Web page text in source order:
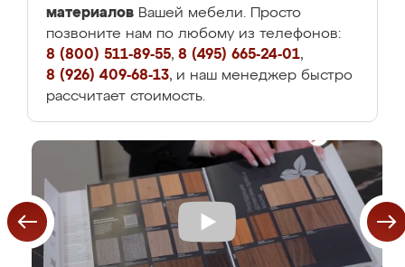
материалов Вашей мебели. Просто
позвоните нам по любому из телефонов:
8 (800) 511-89-55, 8 (495) 665-24-01,
8 (926) 409-68-13, и наш менеджер быстро
рассчитает стоимость.